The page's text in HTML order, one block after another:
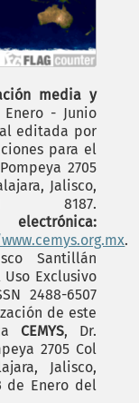
media y
Enero - Junio
editada por
para el
2705
Jalisco,
8187.
electrónica:
.
Santillán
Uso Exclusivo
2488-6507
de este
CEMYS, Dr.
2705 Col
Jalisco,
de Enero del